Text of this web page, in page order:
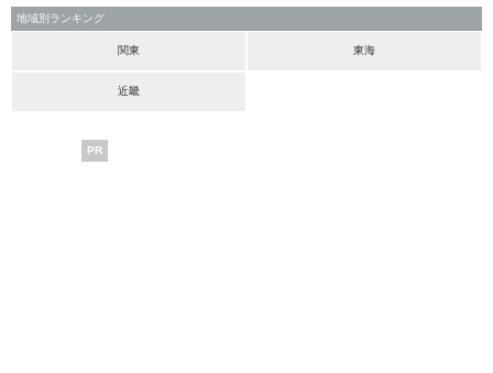
地域別ランキング
関東 東海
近畿
PR